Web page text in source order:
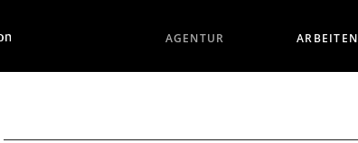
AGENTUR ARBEITEN